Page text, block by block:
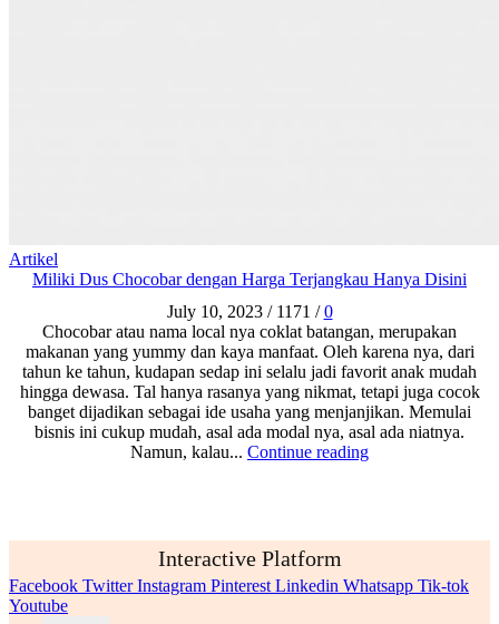
Artikel
Miliki Dus Chocobar dengan Harga Terjangkau Hanya Disini
July 10, 2023 / 1171 / 0
Chocobar atau nama local nya coklat batangan, merupakan
makanan yang yummy dan kaya manfaat. Oleh karena nya, dari
tahun ke tahun, kudapan sedap ini selalu jadi favorit anak mudah
hingga dewasa. Tal hanya rasanya yang nikmat, tetapi juga cocok
banget dijadikan sebagai ide usaha yang menjanjikan. Memulai
bisnis ini cukup mudah, asal ada modal nya, asal ada niatnya.
Namun, kalau... Continue reading
Interactive Platform
Facebook Twitter Instagram Pinterest Linkedin Whatsapp Tik-tok
Youtube